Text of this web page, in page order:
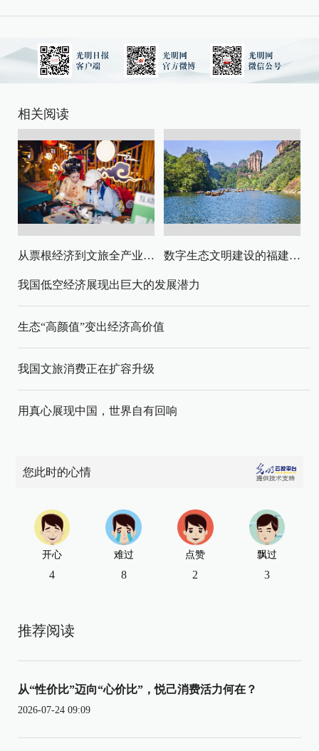
相关阅读
从票根经济到文旅全产业链升级 数字生态文明建设的福建路径与启示
我国低空经济展现出巨大的发展潜力
生态“高颜值”变出经济高价值
我国文旅消费正在扩容升级
用真心展现中国，世界自有回响
您此时的心情
开心
4
难过
8
点赞
2
飘过
3
推荐阅读
从“性价比”迈向“心价比”，悦己消费活力何在？
2026-07-24 09:09